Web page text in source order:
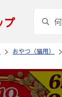
おやつ（猫用）